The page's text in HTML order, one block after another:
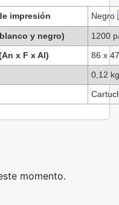
impresión Negro
y negro)
1200
x F x Al)
86 x
0,12
momento.